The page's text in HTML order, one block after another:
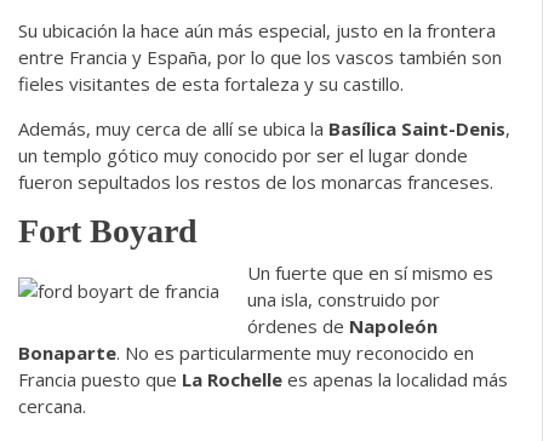
Su ubicación la hace aún más especial, justo en la frontera
entre Francia y España, por lo que los vascos también son
fieles visitantes de esta fortaleza y su castillo.
Además, muy cerca de allí se ubica la Basílica Saint-Denis,
un templo gótico muy conocido por ser el lugar donde
fueron sepultados los restos de los monarcas franceses.
Fort Boyard
Un fuerte que en sí mismo es
una isla, construido por
órdenes de Napoleón
Bonaparte. No es particularmente muy reconocido en
Francia puesto que La Rochelle es apenas la localidad más
cercana.